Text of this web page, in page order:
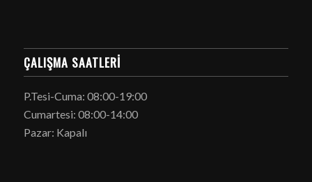
ÇALIŞMA SAATLERI
P.Tesi-Cuma: 08:00-19:00
Cumartesi: 08:00-14:00
Pazar: Kapalı